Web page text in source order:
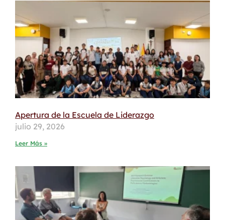
Apertura de la Escuela de Liderazgo
julio 29, 2026
Leer Más »